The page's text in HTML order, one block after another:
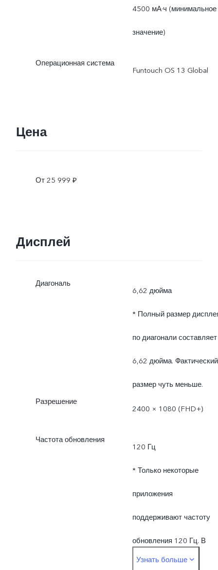
предустановленными
приложениями.
объем ROM меньше
4500 мА·ч (минимальное
значение)
Операционная система
Funtouch OS 13 Global
Цена
От 25 999 ₽
Дисплей
Диагональ
6,62 дюйма
* Полный размер
по диагонали составляет
6,62 дюйма. Фактический
размер чуть меньше.
Разрешение
2400 × 1080 (FHD+)
Частота обновления
120 Гц
* Только некоторые
приложения
поддерживают частоту
обновления 120 Гц. В
различных приложениях
Узнать больше